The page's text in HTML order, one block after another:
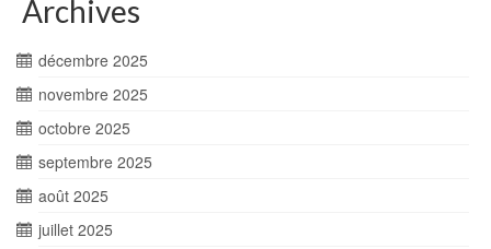
Archives
décembre 2025
novembre 2025
octobre 2025
septembre 2025
août 2025
juillet 2025